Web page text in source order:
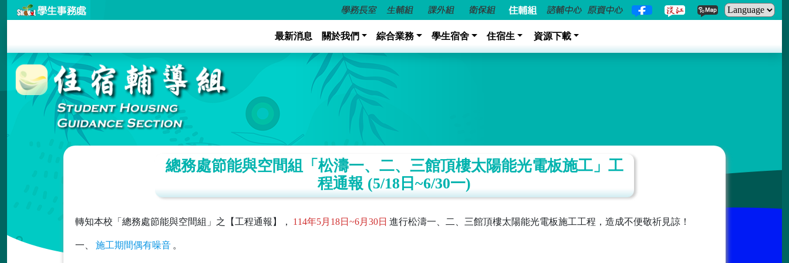
最新消息 關於我們 綜合業務 學生宿舍 住宿生 資源下載
總務處節能與空間組「松濤一、二、三館頂樓太陽能光電板施工」工
程通報 (5/18日~6/30一)
轉知本校「總務處節能與空間組」之【工程通報】， 114年5月18日~6月30日 進行松濤一、二、三館頂樓太陽能光電板施工工程，造成不便敬祈見諒！
一、 施工期間偶有噪音 。